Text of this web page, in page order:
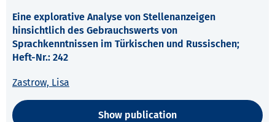
Eine explorative Analyse von Stellenanzeigen
hinsichtlich des Gebrauchswerts von
Sprachkenntnissen im Türkischen und Russischen;
Heft-Nr.: 242
Zastrow, Lisa
Show publication